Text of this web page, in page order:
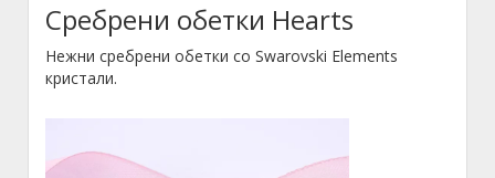
Сребрени обетки Hearts
Нежни сребрени обетки со Swarovski Elements
кристали.